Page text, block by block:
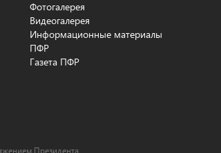
Фотогалерея
Видеогалерея
Информационные материалы
ПФР
Газета ПФР
Президента